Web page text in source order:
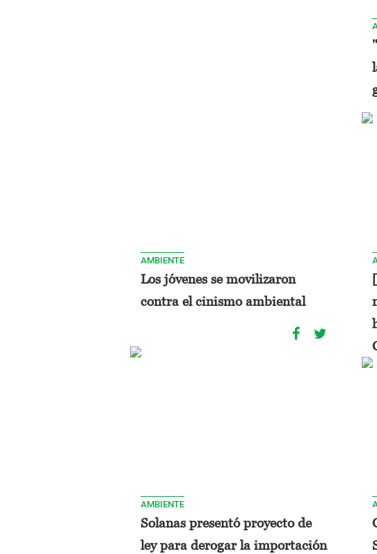
AMBIENTE
Los jóvenes se movilizaron
contra el cinismo ambiental
AMBIENTE
Solanas presentó proyecto de
ley para derogar la importación